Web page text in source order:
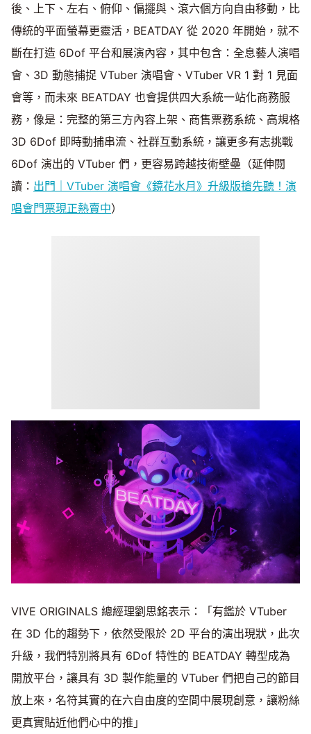
後、上下、左右、俯仰、偏擺與、滾六個方向自由移動，比
傳統的平面螢幕更靈活，BEATDAY 從 2020 年開始，就不
斷在打造 6Dof 平台和展演內容，其中包含：全息藝人演唱
會、3D 動態捕捉 VTuber 演唱會、VTuber VR 1 對 1 見面
會等，而未來 BEATDAY 也會提供四大系統一站化商務服
務，像是：完整的第三方內容上架、商售票務系統、高規格
3D 6Dof 即時動捕串流、社群互動系統，讓更多有志挑戰
6Dof 演出的 VTuber 們，更容易跨越技術壁壘（延伸閱
讀： 出門｜VTuber 演唱會《鏡花水月》升級版搶先聽！演
唱會門票現正熱賣中）
VIVE ORIGINALS 總經理劉思銘表示：「有鑑於 VTuber
在 3D 化的趨勢下，依然受限於 2D 平台的演出現狀，此次
升級，我們特別將具有 6Dof 特性的 BEATDAY 轉型成為
開放平台，讓具有 3D 製作能量的 VTuber 們把自己的節目
放上來，名符其實的在六自由度的空間中展現創意，讓粉絲
更真實貼近他們心中的推」